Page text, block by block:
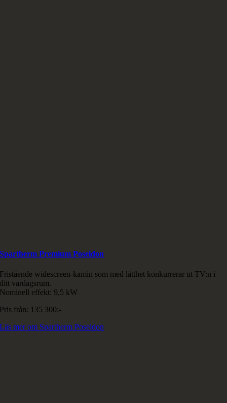
Spartherm Premium Poseidon
Fristående widescreen-kamin som med lätthet konkurrerar ut TV:n i
ditt vardagsrum.
Nominell effekt: 9,5 kW
Pris från: 135 300:-
Läs mer om Spartherm Poseidon